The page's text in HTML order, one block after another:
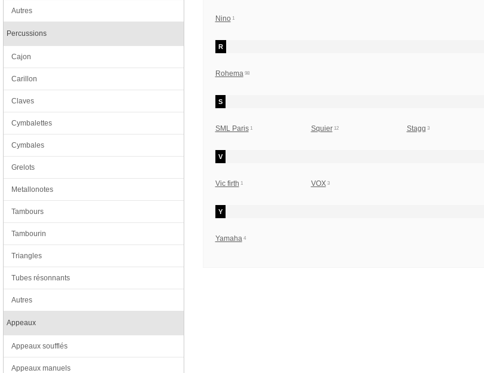
Nino 1
R
Rohema 98
S
SML Paris1 Squier12 Stagg 3
V
Vic firth 1 VOX 3
Y
Yamaha 4
Autres
Percussions
Cajon
Carillon
Claves
Cymbalettes
Cymbales
Grelots
Metallonotes
Tambours
Tambourin
Triangles
Tubes résonnants
Autres
Appeaux
Appeaux soufflés
Appeaux manuels